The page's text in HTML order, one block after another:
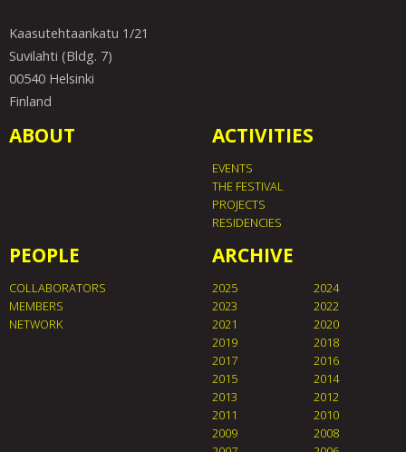
Kaasutehtaankatu 1/21
Suvilahti (Bldg. 7)
00540 Helsinki
Finland
ABOUT ACTIVITIES
EVENTS
THE FESTIVAL
PROJECTS
RESIDENCIES
PEOPLE
COLLABORATORS
MEMBERS
NETWORK
ARCHIVE
2025
2024
2023
2022
2021
2020
2019
2018
2017
2016
2015
2014
2013
2012
2011
2010
2009
2008